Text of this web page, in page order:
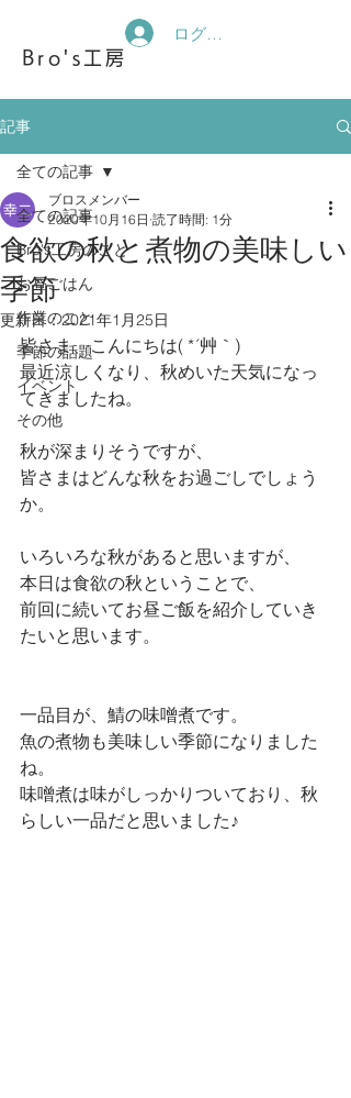
Bro's工房
ログイン
記事
全ての記事
Bro's工房のこと
お昼ごはん
作業のこと
季節の話題
イベント
その他
全ての記事
食欲の秋と煮物の美味しい
季節
ブロスメンバー
2020年10月16日 読了時間: 1分
更新日：2021年1月25日
皆さま、こんにちは( *´艸｀)
最近涼しくなり、秋めいた天気になっ
てきましたね。
秋が深まりそうですが、
皆さまはどんな秋をお過ごしでしょう
か。
いろいろな秋があると思いますが、
本日は食欲の秋ということで、
前回に続いてお昼ご飯を紹介していき
たいと思います。
一品目が、鯖の味噌煮です。
魚の煮物も美味しい季節になりました
ね。
味噌煮は味がしっかりついており、秋
らしい一品だと思いました♪